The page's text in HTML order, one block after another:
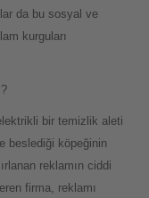
da bu sosyal ve
kurguları
bir temizlik aleti
beslediği köpeğinin
reklamın ciddi
firma, reklamı